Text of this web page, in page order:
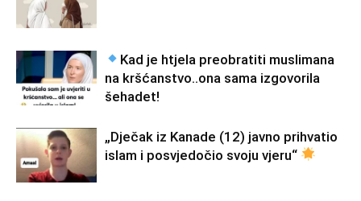
Kad je htjela preobratiti muslimana
na kršćanstvo..ona sama izgovorila
šehadet!
„Dječak iz Kanade (12) javno prihvatio
islam i posvjedočio svoju vjeru“